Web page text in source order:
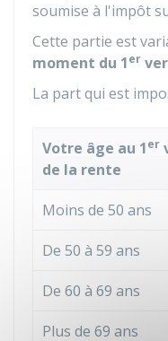
soumise à l'impôt
Cette partie est
moment du 1er
La part qui est
Votre âge au 1er
de la rente
Moins de 50 ans
De 50 à 59 ans
De 60 à 69 ans
Plus de 69 ans